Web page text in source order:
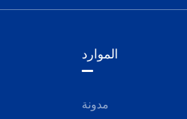
الموارد
مدونة